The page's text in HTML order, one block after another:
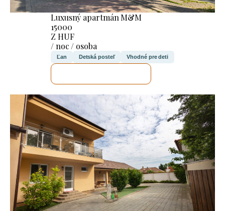
Luxusný apartmán M&M
15000
Z HUF
/ noc / osoba
Ľan Detská posteľ Vhodné pre deti